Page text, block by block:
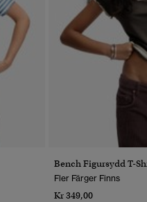
Bench Figursydd T-
Fler Färger Finns
Kr 349,00